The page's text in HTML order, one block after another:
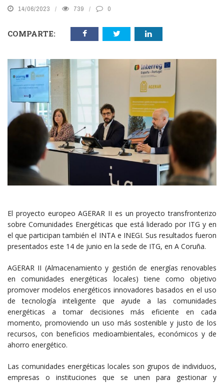
14/06/2023 739 0
COMPARTE:
El proyecto europeo AGERAR II es un proyecto transfronterizo
sobre Comunidades Energéticas que está liderado por ITG y en
el que participan también el INTA e INEGI. Sus resultados fueron
presentados este 14 de junio en la sede de ITG, en A Coruña.
AGERAR II (Almacenamiento y gestión de energías renovables
en comunidades energéticas locales) tiene como objetivo
promover modelos energéticos innovadores basados en el uso
de tecnología inteligente que ayude a las comunidades
energéticas a tomar decisiones más eficiente en cada
momento, promoviendo un uso más sostenible y justo de los
recursos, con beneficios medioambientales, económicos y de
ahorro energético.
Las comunidades energéticas locales son grupos de individuos,
empresas o instituciones que se unen para gestionar y